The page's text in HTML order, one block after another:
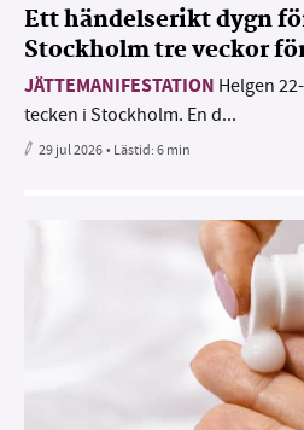
Ett händelserikt dygn
Stockholm tre veckor
JÄTTEMANIFESTATION Helgen
tecken i Stockholm. En d...
29 jul 2026• Lästid:6 min